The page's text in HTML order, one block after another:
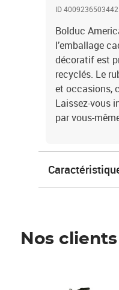
ID 4009236503442
Bolduc
l’emballage
décoratif est
recyclés. Le
et occasions,
Laissez-vous
par vous-
Nos